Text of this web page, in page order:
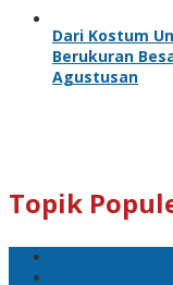
Dari Kostum
Berukuran
Agustusan
Topik